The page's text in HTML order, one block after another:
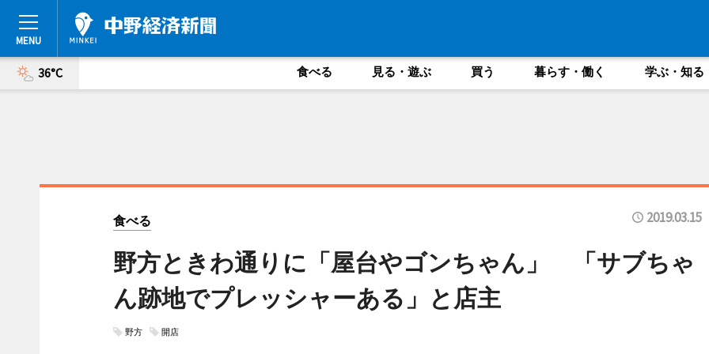
36°C 食べる 見る・遊ぶ 買う 暮らす・働く 学ぶ・知る
食べる 2019.03.15
野方ときわ通りに「屋台やゴンちゃん」 「サブちゃ
ん跡地でプレッシャーある」と店主
野方 開店